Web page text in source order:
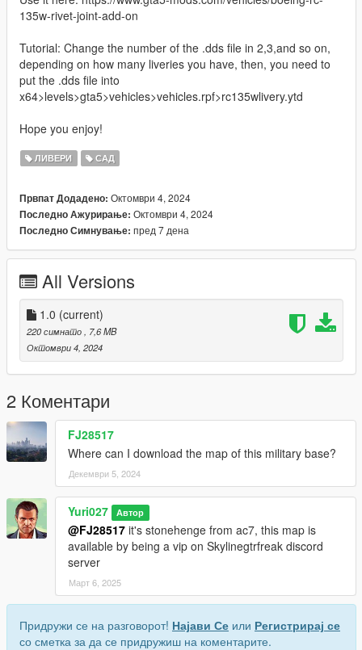
135w-rivet-joint-add-on
Tutorial: Change the number of the .dds file in 2,3,and so on,
depending on how many liveries you have, then, you need to
put the .dds file into
x64>levels>gta5>vehicles>vehicles.rpf>rc135wlivery.ytd
Hope you enjoy!
ЛИВЕРИ САД
Првпат Додадено: Октомври 4, 2024
Последно Ажурирање: Октомври 4, 2024
Последно Симнување: пред 7 дена
All Versions
1.0 (current)
220 симнато
, 7,6 MB
Октомври 4, 2024
2 Коментари
FJ28517
Where can I download the map of this military base?
Декември 5, 2024
Yuri027 Автор
@FJ28517 it's stonehenge from ac7, this map is
available by being a vip on Skylinegtrfreak discord
server
Март 6, 2025
Придружи се на разговорот! Најави Се или Регистрирај се
со сметка за да се придружиш на коментарите.